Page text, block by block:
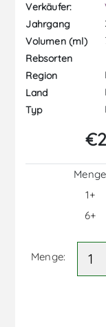
Verkäufer:
Jahrgang
Volumen (ml)
Rebsorten
Region
Land
Typ
Menge
1+
6+
Menge: